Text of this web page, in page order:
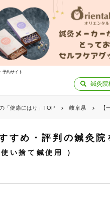
予約サイト
鍼灸院
「健康にはり」TOP 岐阜県 【
すめ・評判の鍼灸院
い捨て鍼使用